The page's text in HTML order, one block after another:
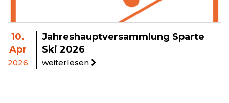
10.
Apr
2026
Jahreshauptversammlung Sparte
Ski 2026
weiterlesen